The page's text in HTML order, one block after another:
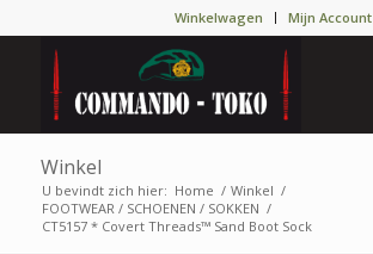
Winkelwagen Mijn Account
Winkel
U bevindt zich hier: Home / Winkel /
FOOTWEAR / SCHOENEN / SOKKEN /
CT5157 * Covert Threads™ Sand Boot Sock